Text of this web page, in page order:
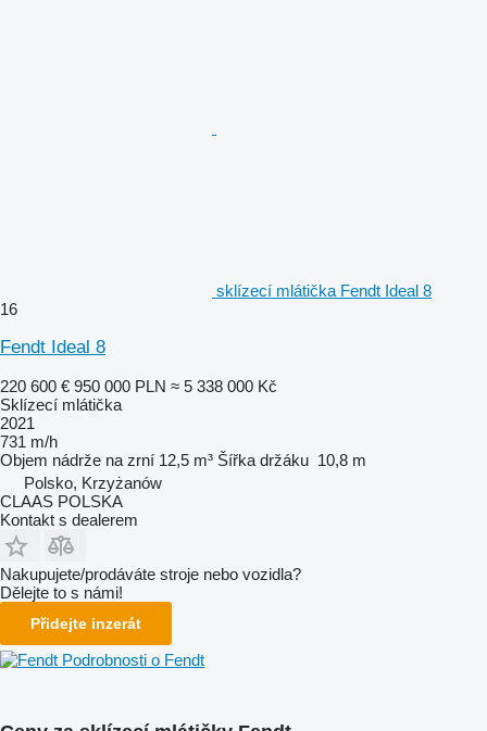
sklízecí mlátička Fendt Ideal 8
16
Fendt Ideal 8
220 600 € 950 000 PLN ≈ 5 338 000 Kč
Sklízecí mlátička
2021
731 m/h
Objem nádrže na zrní 12,5 m³ Šířka držáku 10,8 m
Polsko, Krzyżanów
CLAAS POLSKA
Kontakt s dealerem
Nakupujete/prodáváte stroje nebo vozidla?
Dělejte to s námi!
Přidejte inzerát
Podrobnosti o Fendt